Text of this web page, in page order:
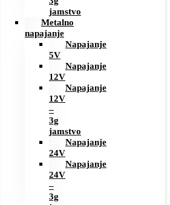
jamstvo
Metalno
napajanje
Napajanje
5V
Napajanje
12V
Napajanje
12V
–
3g
jamstvo
Napajanje
24V
Napajanje
24V
–
3g